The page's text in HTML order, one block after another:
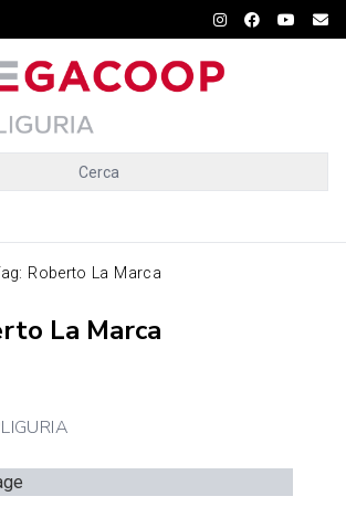
Cerca
Roberto La Marca
La Marca